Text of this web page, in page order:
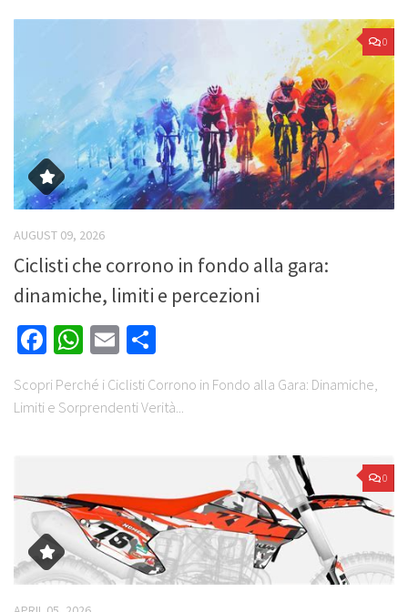
0
AUGUST 09, 2026
Ciclisti che corrono in fondo alla gara:
dinamiche, limiti e percezioni
Facebook
WhatsApp
Email
Scopri Perché i Ciclisti Corrono in Fondo alla Gara: Dinamiche,
Limiti e Sorprendenti Verità...
0